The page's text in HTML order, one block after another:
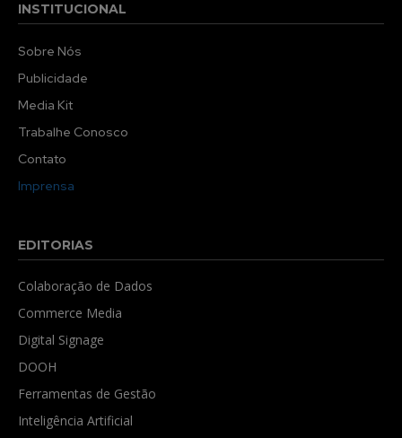
INSTITUCIONAL
Sobre Nós
Publicidade
Media Kit
Trabalhe Conosco
Contato
Imprensa
EDITORIAS
Colaboração de Dados
Commerce Media
Digital Signage
DOOH
Ferramentas de Gestão
Inteligência Artificial